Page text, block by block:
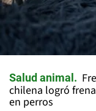
Salud animal
chilena logró
en perros